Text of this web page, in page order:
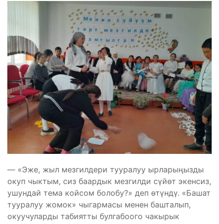
— «Эже, жыл мезгилдери тууралуу ырларыңызды
окуп чыктым, сиз баардык мезгилди сүйөт экенсиз,
ушундай тема койсом болобу?» деп өтүндү. «Башат
тууралуу жомок» чыгармасы менен башталып,
окуучуларды табиятты булгабоого чакырык